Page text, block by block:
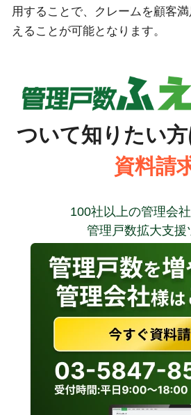
用することで、クレームを顧客
えることが可能となります。
ついて知りたい
資料請
100社以上の管理会
管理戸数拡大支援